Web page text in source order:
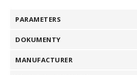
PARAMETERS
DOKUMENTY
MANUFACTURER